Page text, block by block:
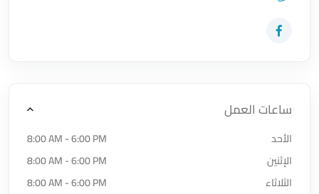
زيارة حساب المتجر على Facebook-f
ساعات العمل
الأحد
8:00 AM - 6:00 PM
الإثنين
8:00 AM - 6:00 PM
الثلاثاء
8:00 AM - 6:00 PM